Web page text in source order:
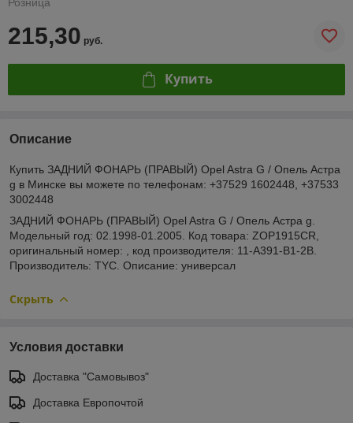
215,30 руб.
Купить
Описание
Купить ЗАДНИЙ ФОНАРЬ (ПРАВЫЙ) Opel Astra G / Опель Астра
g в Минске вы можете по телефонам: +37529 1602448, +37533
3002448
ЗАДНИЙ ФОНАРЬ (ПРАВЫЙ) Opel Astra G / Опель Астра g.
Модельный год: 02.1998-01.2005. Код товара: ZOP1915CR,
оригинальный номер: , код производителя: 11-A391-B1-2B.
Производитель: TYC. Описание: универсал
Скрыть
Условия доставки
Доставка "Самовывоз"
Доставка Европочтой